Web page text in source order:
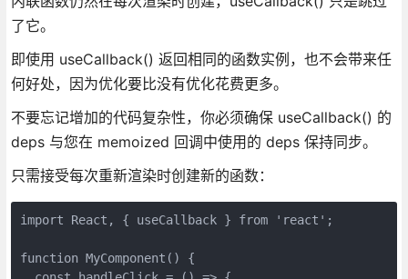
了它。
即使用 useCallback() 返回相同的函数实例，也不会带来任
何好处，因为优化要比没有优化花费更多。
不要忘记增加的代码复杂性，你必须确保 useCallback() 的
deps 与您在 memoized 回调中使用的 deps 保持同步。
只需接受每次重新渲染时创建新的函数：
import React, { useCallback } from 'react';
function MyComponent() {